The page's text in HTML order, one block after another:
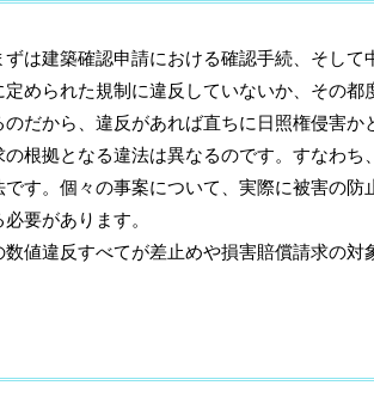
は建築確認申請における確認手続、そし
められた規制に違反していないか、その都
だから、違反があれば直ちに日照権侵害
の根拠となる違法は異なるのです。すなわ
す。個々の事案について、実際に被害の
要があります。
値違反すべてが差止めや損害賠償請求の